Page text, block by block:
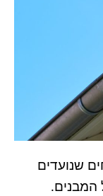
שנועדים
המבנים.